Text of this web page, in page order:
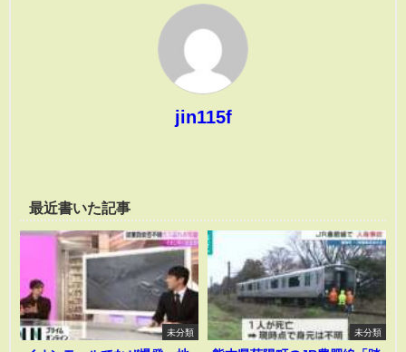
jin115f
最近書いた記事
未分類 未分類